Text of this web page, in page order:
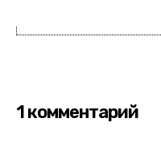
1 комментарий